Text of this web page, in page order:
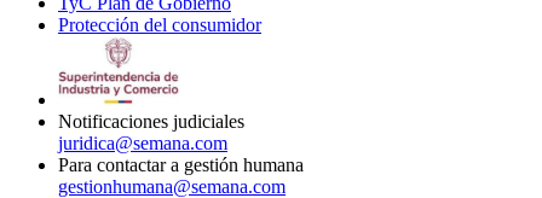
window
newin
Protección del consumidorOpens
Notificaciones judiciales
juridica@semana.com
Para contactar a gestión humana
gestionhumana@semana.com